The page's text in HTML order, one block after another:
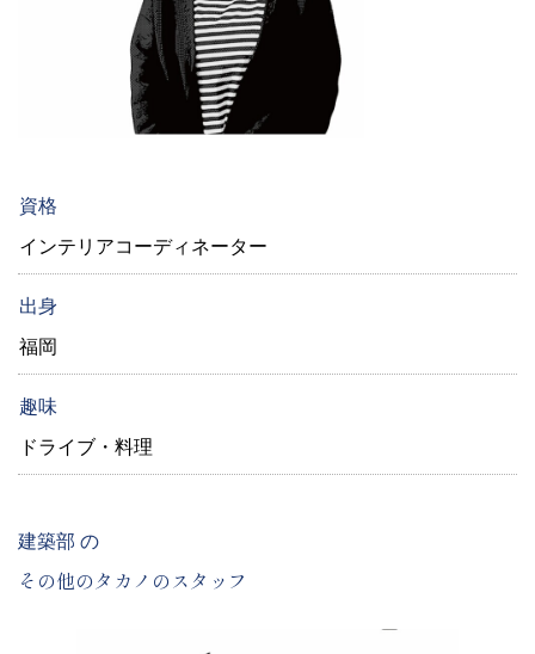
資格
インテリアコーディネーター
出身
福岡
趣味
ドライブ・料理
建築部 の
その他のタカノのスタッフ